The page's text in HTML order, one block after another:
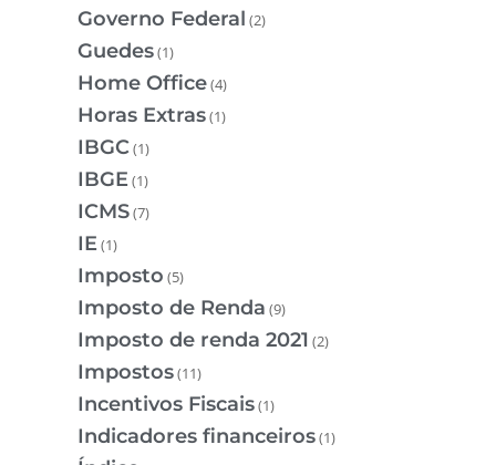
Governo Federal (2)
Guedes(1)
Home Office(4)
Horas Extras(1)
IBGC(1)
IBGE(1)
ICMS(7)
IE(1)
Imposto (5)
Imposto de Renda (9)
Imposto de renda 2021 (2)
Impostos(11)
Incentivos Fiscais(1)
Indicadores financeiros(1)